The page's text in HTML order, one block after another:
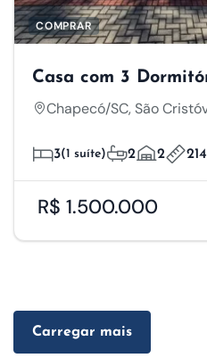
COMPRAR
Casa com 3
Chapecó/SC, São
3(1 suíte) 2 2
R$ 1.500.000
Carregar mais